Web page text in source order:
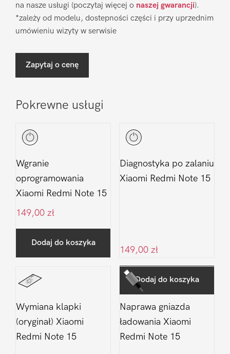
na nasze usługi (poczytaj więcej o naszej gwarancji).
*zależy od modelu, dostepności części i przy uprzednim
umówieniu wizyty w serwisie
Zapytaj o cenę
Pokrewne usługi
Wgranie
oprogramowania
Xiaomi Redmi Note 15
149,00 zł
Dodaj do koszyka
Diagnostyka po zalaniu
Xiaomi Redmi Note 15
149,00 zł
Dodaj do koszyka
Wymiana klapki
(oryginał) Xiaomi
Redmi Note 15
Naprawa gniazda
ładowania Xiaomi
Redmi Note 15